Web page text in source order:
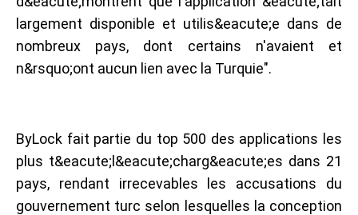
largement disponible et utilis&eacute;e dans de
nombreux pays, dont certains n'avaient et
n&rsquo;ont aucun lien avec la Turquie".
ByLock fait partie du top 500 des applications les
plus t&eacute;l&eacute;charg&eacute;es dans 21
pays, rendant irrecevables les accusations du
gouvernement turc selon lesquelles la conception